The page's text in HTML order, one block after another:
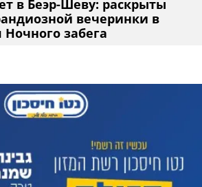
в Беэр-Шеву: раскрыты
вечеринки в
забега